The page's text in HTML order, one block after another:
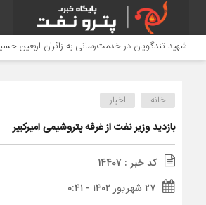
شهید تندگویان در خدمت‌رسانی به زائران اربعین حسینی
خانه اخبار
بازدید وزیر نفت از غرفه پتروشیمی امیرکبیر
کد خبر : 14407
۲۷ شهریور ۱۴۰۲ - ۰:۴۱